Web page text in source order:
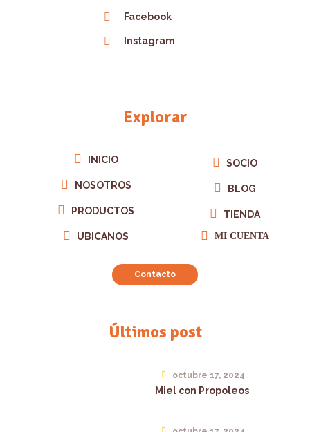
Facebook
Instagram
Explorar
INICIO
NOSOTROS
PRODUCTOS
UBICANOS
SOCIO
BLOG
TIENDA
MI CUENTA
Contacto
Últimos post
octubre 17, 2024
Miel con Propoleos